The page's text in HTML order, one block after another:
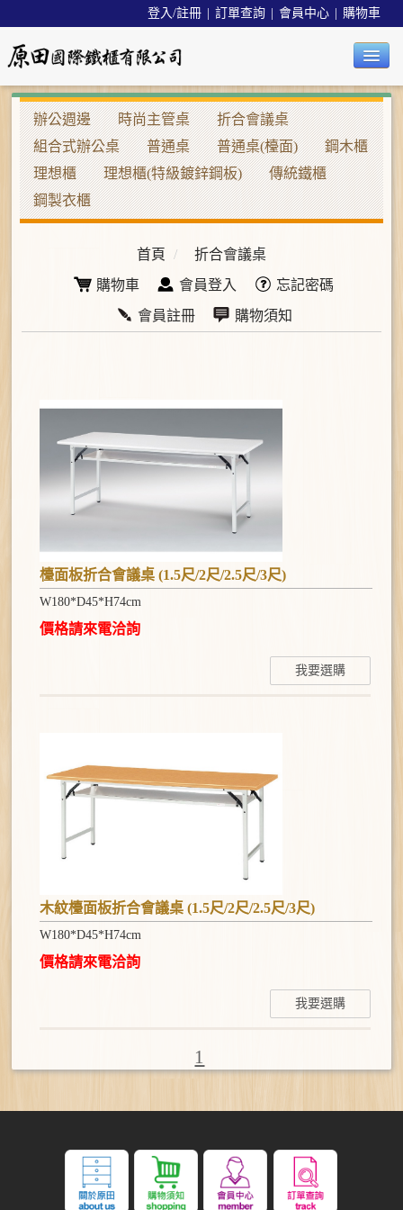
購物車
會員中心
訂單查詢
登入/註冊
公司簡介
最新消息
辦公椅系列
沙發/茶几系列
餐桌椅系列
金庫系列
作品集系列
聯絡我們
辦公週邊 時尚主管桌
折合會議桌
組合式辦公桌
普通桌 普通桌(檯面)
鋼木櫃
理想櫃
理想櫃(特級鍍鋅鋼板)
傳統鐵櫃
鋼製衣櫃
首頁 /
折合會議桌
購物車
會員登入
忘記密碼
會員註冊
購物須知
檯面板折合會議桌 (1.5尺/2尺/2.5尺/3尺)
W180*D45*H74cm
價格請來電洽詢
我要選購
木紋檯面板折合會議桌 (1.5尺/2尺/2.5尺/3尺)
W180*D45*H74cm
價格請來電洽詢
我要選購
1